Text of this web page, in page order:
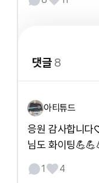
댓글8
아티튜드
응원 감사합니
님도 화이팅
1 4